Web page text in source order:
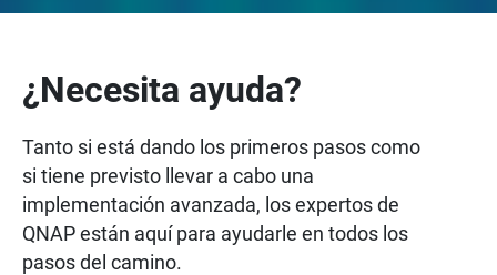
¿Necesita ayuda?
Tanto si está dando los primeros pasos como
si tiene previsto llevar a cabo una
implementación avanzada, los expertos de
QNAP están aquí para ayudarle en todos los
pasos del camino.